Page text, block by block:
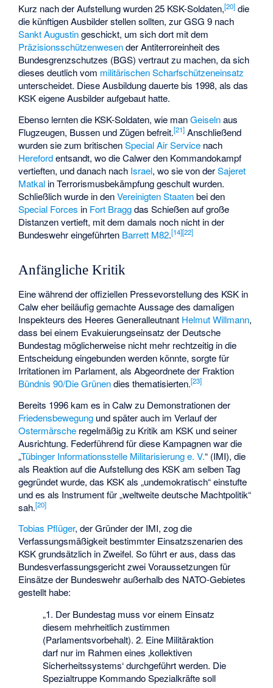
Kurz nach der Aufstellung wurden 25 KSK-Soldaten,[20] die
die künftigen Ausbilder stellen sollten, zur GSG 9 nach
Sankt Augustingeschickt, um sich dort mit dem
Präzisionsschützenwesender Antiterroreinheit des
Bundesgrenzschutzes (BGS) vertraut zu machen, da sich
dieses deutlich vom militärischen Scharfschützeneinsatz
unterscheidet. Diese Ausbildung dauerte bis 1998, als das
KSK eigene Ausbilder aufgebaut hatte.
Ebenso lernten die KSK-Soldaten, wie manGeiselnaus
Flugzeugen, Bussen und Zügen befreit.[21] Anschließend
wurden sie zum britischenSpecial Air Service nach
Herefordentsandt, wo die Calwer den Kommandokampf
vertieften, und danach nach Israel, wo sie von derSajeret
Matkal in Terrorismusbekämpfung geschult wurden.
Schließlich wurde in denVereinigten Staatenbei den
Special Forces in Fort Braggdas Schießen auf große
Distanzen vertieft, mit dem damals noch nicht in der
Bundeswehr eingeführten Barrett M82.[14][22]
Anfängliche Kritik
Eine während der offiziellen Pressevorstellung des KSK in
Calw eher beiläufig gemachte Aussage des damaligen
Inspekteurs des Heeres Generalleutnant Helmut Willmann,
dass bei einem Evakuierungseinsatz der Deutsche
Bundestag möglicherweise nicht mehr rechtzeitig in die
Entscheidung eingebunden werden könnte, sorgte für
Irritationen im Parlament, als Abgeordnete der Fraktion
Bündnis 90/Die Grünendies thematisierten.[23]
Bereits 1996 kam es in Calw zu Demonstrationen der
Friedensbewegung und später auch im Verlauf der
Ostermärsche regelmäßig zu Kritik am KSK und seiner
Ausrichtung. Federführend für diese Kampagnen war die
„Tübinger Informationsstelle Militarisierung e. V.“ (IMI), die
als Reaktion auf die Aufstellung des KSK am selben Tag
gegründet wurde, das KSK als „undemokratisch“ einstufte
und es als Instrument für „weltweite deutsche Machtpolitik“
sah.[20]
Tobias Pflüger, der Gründer der IMI, zog die
Verfassungsmäßigkeit bestimmter Einsatzszenarien des
KSK grundsätzlich in Zweifel. So führt er aus, dass das
Bundesverfassungsgericht zwei Voraussetzungen für
Einsätze der Bundeswehr außerhalb des NATO-Gebietes
gestellt habe:
„1. Der Bundestag muss vor einem Einsatz
diesem mehrheitlich zustimmen
(Parlamentsvorbehalt). 2. Eine Militäraktion
darf nur im Rahmen eines ‚kollektiven
Sicherheitssystems‘ durchgeführt werden. Die
Spezialtruppe Kommando Spezialkräfte soll